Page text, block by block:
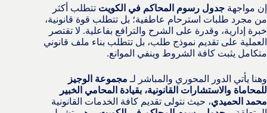
إن مواجهة جدول رسوم المحاكم في الكويت تتطلب أكثر
من مجرد طلبات استرحام عاطفية؛ بل تتطلب قوة قانونية،
خبرة إدارية، وقدرة على الشرح والترافع بفاعلية. لا تقتصر
العملية على تقديم نموذج طلب، بل تتطلب بناء ملف قانوني
متكامل يثبت كافة الشروط وينفي الموانع.
وهنا يأتي الدور المحوري والمباشر لـ مجموعة الوجيز
للمحاماة والاستشارات القانونية، بقيادة المحامي الخبير
محمد الحميدي، حيث نتولى تقديم كافة الخدمات القانونية